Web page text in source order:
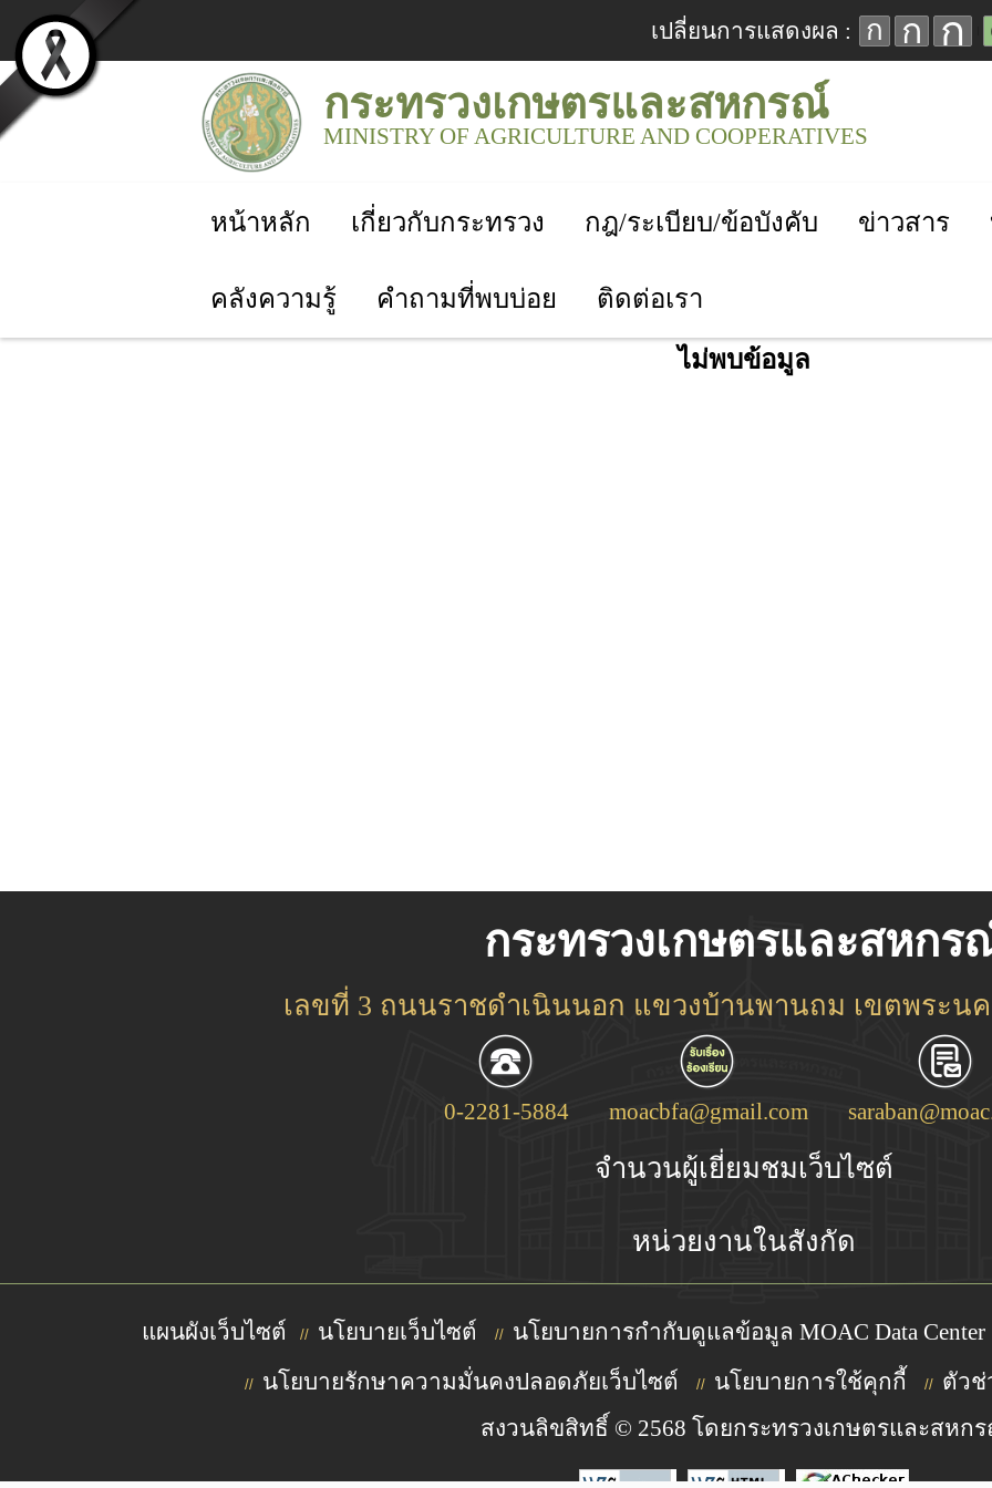
เปลี่ยนการแสดงผล : ก ก ก
กระทรวงเกษตรและสหกรณ์
MINISTRY OF AGRICULTURE AND COOPERATIVES
หน้าหลัก เกี่ยวกับกระทรวง กฎ/ระเบียบ/ข้อบังคับ ข่าวสาร
คลังความรู้ คำถามที่พบบ่อย ติดต่อเรา
ไม่พบข้อมูล
กระทรวงเกษตรและสหกร
เลขที่ 3 ถนนราชดำเนินนอก แขวงบ้านพานถม เขตพระนค
0-2281-5884 moacbfa@gmail.com
จำนวนผู้เยี่ยมชมเว็บไซต์
หน่วยงานในสังกัด
แผนผังเว็บไซต์ // นโยบายเว็บไซต์ // นโยบายการกำกับดูแลข้อมูล MOAC Data Center
// นโยบายรักษาความมั่นคงปลอดภัยเว็บไซต์ // นโยบายการใช้คุกกี้ // ตัวช่
สงวนลิขสิทธิ์ © 2568 โดยกระทรวงเกษตรและสหก